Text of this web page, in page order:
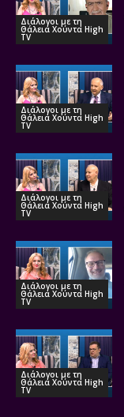
Διάλογοι με τη
Θάλεια Χούντα High
TV
Διάλογοι με τη
Θάλεια Χούντα High
TV
Διάλογοι με τη
Θάλεια Χούντα High
TV
Διάλογοι με τη
Θάλεια Χούντα High
TV
Διάλογοι με τη
Θάλεια Χούντα High
TV